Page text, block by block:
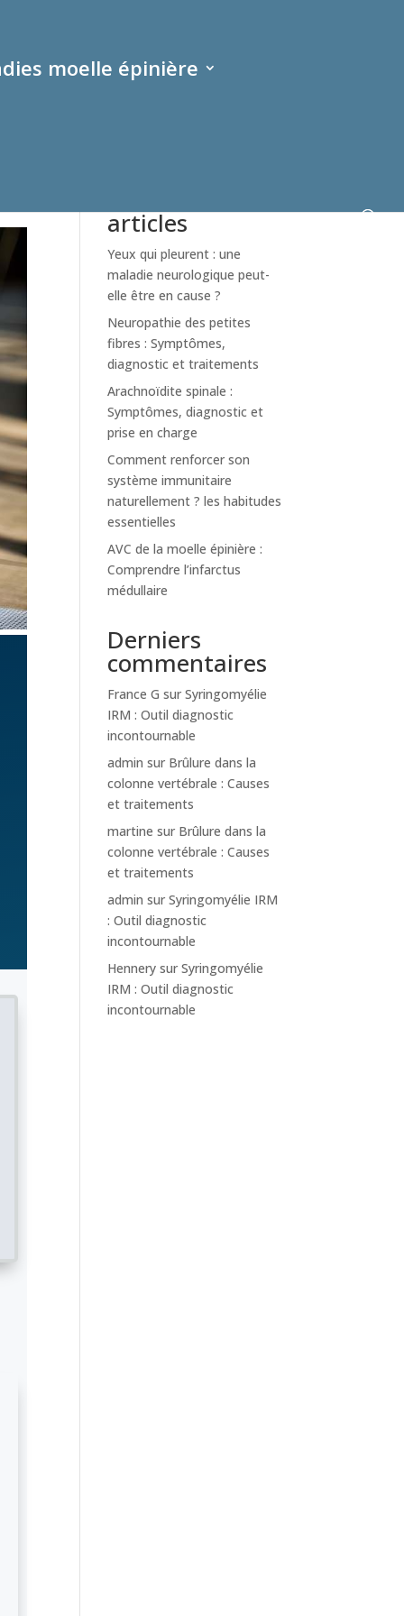
moelle épinière
articles
Yeux qui pleurent : une
maladie neurologique peut-
elle être en cause ?
Neuropathie des petites
fibres : Symptômes,
diagnostic et traitements
Arachnoïdite spinale :
Symptômes, diagnostic et
prise en charge
Comment renforcer son
système immunitaire
naturellement ? les habitudes
essentielles
AVC de la moelle épinière :
Comprendre l’infarctus
médullaire
Derniers
commentaires
France G surSyringomyélie
IRM : Outil diagnostic
incontournable
admin sur Brûlure dans la
colonne vertébrale : Causes
et traitements
martine sur Brûlure dans la
colonne vertébrale : Causes
et traitements
admin surSyringomyélie IRM
: Outil diagnostic
incontournable
Hennery surSyringomyélie
IRM : Outil diagnostic
incontournable